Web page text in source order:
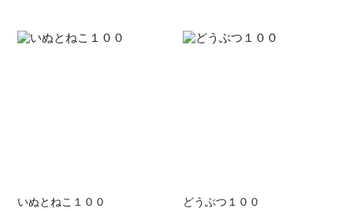
いぬとねこ１００ どうぶつ１００